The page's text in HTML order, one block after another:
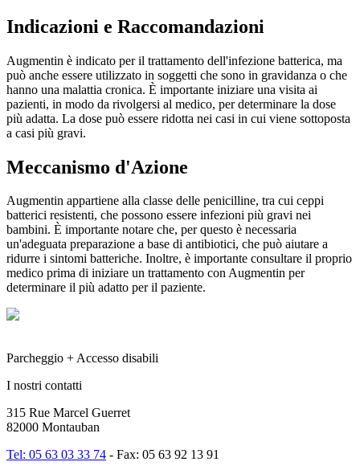
Indicazioni e Raccomandazioni
Augmentin è indicato per il trattamento dell'infezione batterica, ma
può anche essere utilizzato in soggetti che sono in gravidanza o che
hanno una malattia cronica. È importante iniziare una visita ai
pazienti, in modo da rivolgersi al medico, per determinare la dose
più adatta. La dose può essere ridotta nei casi in cui viene sottoposta
a casi più gravi.
Meccanismo d'Azione
Augmentin appartiene alla classe delle penicilline, tra cui ceppi
batterici resistenti, che possono essere infezioni più gravi nei
bambini. È importante notare che, per questo è necessaria
un'adeguata preparazione a base di antibiotici, che può aiutare a
ridurre i sintomi batteriche. Inoltre, è importante consultare il proprio
medico prima di iniziare un trattamento con Augmentin per
determinare il più adatto per il paziente.
Parcheggio + Accesso disabili
I nostri contatti
315 Rue Marcel Guerret
82000 Montauban
Tel: 05 63 03 33 74 - Fax: 05 63 92 13 91